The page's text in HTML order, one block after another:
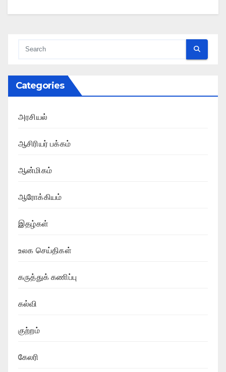
Categories
அரசியல்
ஆசிரியர் பக்கம்
ஆன்மிகம்
ஆரோக்கியம்
இதழ்கள்
உலக செய்திகள்
கருத்துக் கணிப்பு
கல்வி
குற்றம்
கேலரி